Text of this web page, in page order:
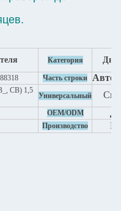
Категория
Часть строки
CB) 1,5
Универсальный См.
OEM/ODM
Производство